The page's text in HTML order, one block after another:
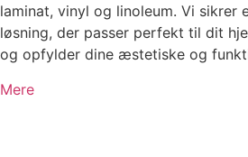
laminat, vinyl og linoleum. Vi sikrer
løsning, der passer perfekt til dit
og opfylder dine æstetiske og
Mere